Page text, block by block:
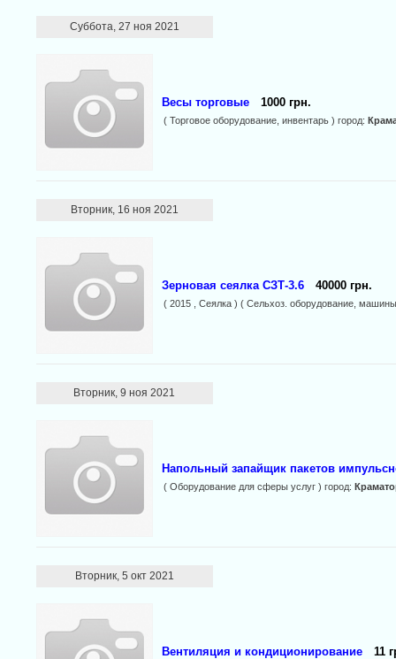
Суббота, 27 ноя 2021
Весы торговые 1000 грн.
( Торговое оборудование, инвентарь ) город:
Вторник, 16 ноя 2021
Зерновая сеялка СЗТ-3.6 40000 грн.
( 2015 , Сеялка ) ( Сельхоз. оборудование,
Вторник, 9 ноя 2021
Напольный запайщик пакетов
( Оборудование для сферы услуг ) город:
Вторник, 5 окт 2021
Вентиляция и кондиционирование 11